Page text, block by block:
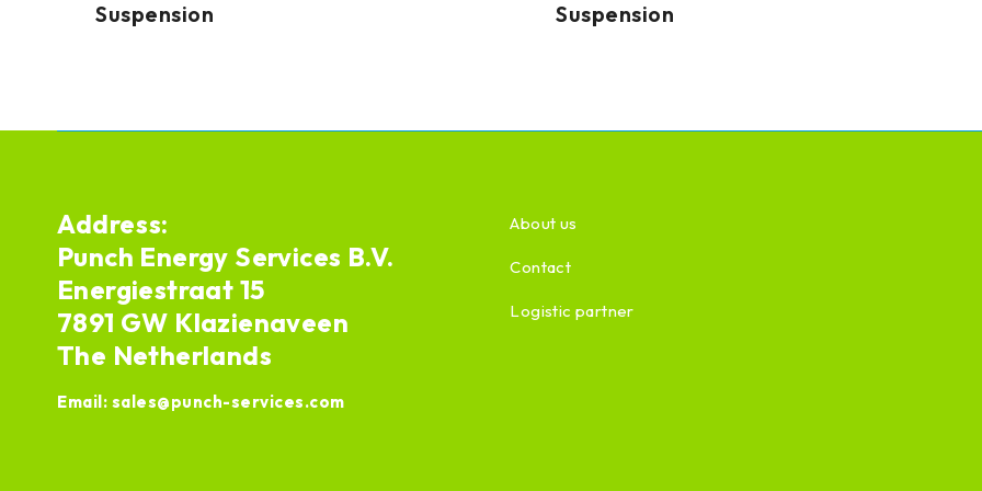
Suspension
Suspension
Address:
Punch Energy Services B.V.
Energiestraat 15
7891 GW Klazienaveen
The Netherlands
Email: sales@punch-services.com
About us
Contact
Logistic partner